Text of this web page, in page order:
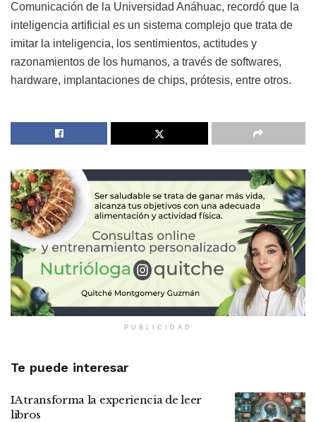
Comunicación de la Universidad Anáhuac, recordó que la
inteligencia artificial es un sistema complejo que trata de
imitar la inteligencia, los sentimientos, actitudes y
razonamientos de los humanos, a través de softwares,
hardware, implantaciones de chips, prótesis, entre otros.
PUBLICIDAD
Te puede interesar
IA transforma la experiencia de leer
libros